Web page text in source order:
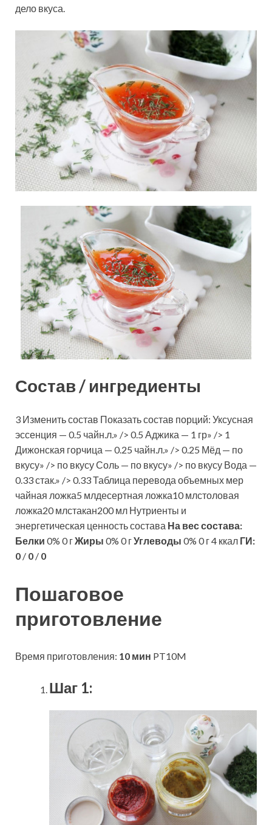
дело вкуса.
Состав / ингредиенты
3 Изменить состав Показать состав порций: Уксусная
эссенция — 0.5 чайн.л.» /> 0.5 Аджика — 1 гр» /> 1
Дижонская горчица — 0.25 чайн.л.» /> 0.25 Мёд — по
вкусу» /> по вкусу Соль — по вкусу» /> по вкусу Вода —
0.33 стак.» /> 0.33 Таблица перевода объемных мер
чайная ложка5 млдесертная ложка10 млстоловая
ложка20 млстакан200 мл Нутриенты и
энергетическая ценность состава На вес состава:
Белки 0% 0 гЖиры 0% 0 гУглеводы 0% 0 г 4 ккал ГИ:
0 / 0 / 0
Пошаговое
приготовление
Время приготовления: 10 мин PT10M
Шаг 1: